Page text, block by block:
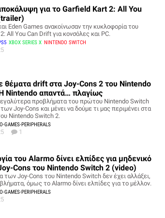
για το Garfield Kart 2: All You
Eden Games ανακοίνωσαν την κυκλοφορία του
All You Can Drift για κονσόλες και PC.
XBOX SERIES X NINTENDO SWITCH
θέματα drift στα Joy-Cons 2 του Nintendo
Nintendo απαντά… πλαγίως
προβλήματα του πρώτου Nintendo Switch
Joy-Cons και μένει να δούμε τι μας περιμένει στα
Nintendo Switch 2.
GAMES-PERIPHERALS
1
του Alarmo δίνει ελπίδες για μηδενικό
Cons του Nintendo Switch 2 (video)
των Joy-Cons του Nintendo Switch δεν έχει αλλάξει,
όμως το Alarmo δίνει ελπίδες για το μέλλον.
GAMES-PERIPHERALS